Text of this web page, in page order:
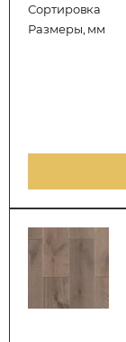
Сортировка
Размеры, мм